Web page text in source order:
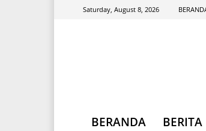
Saturday, August 8, 2026
BERANDA BERITA